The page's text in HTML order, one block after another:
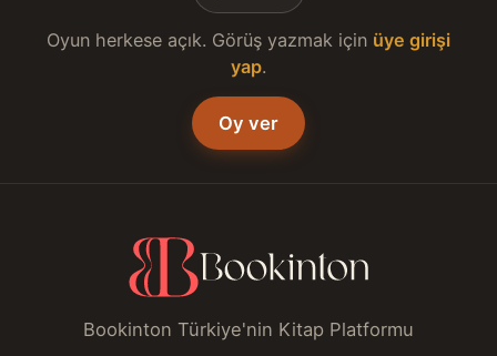
Oyun herkese açık. Görüş yazmak için üye girişi
yap.
Oy ver
Bookinton Türkiye'nin Kitap Platformu